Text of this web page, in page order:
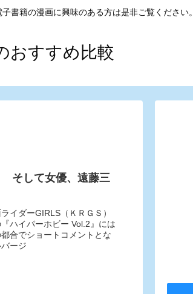
書籍の漫画に興味のある方は是非ご覧ください。
おすすめ比較
そして女優、遠藤三
イダーGIRLS（ＫＲＧＳ）
ハイパーホビー Vol.2』には
合でショートコメントとな
ージ